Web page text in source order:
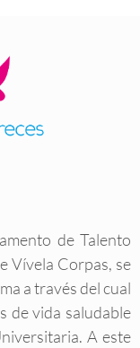
de Talento
Vívela Corpas, se
a través del cual
de vida saludable
A este